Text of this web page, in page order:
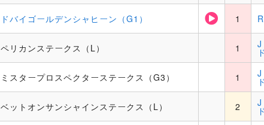
ドバイゴールデンシャヒーン（G1） 1
ペリカンステークス（L） 1 J
ミスタープロスペクターステークス（G3） 1 J
ベットオンサンシャインステークス（L） 2 J